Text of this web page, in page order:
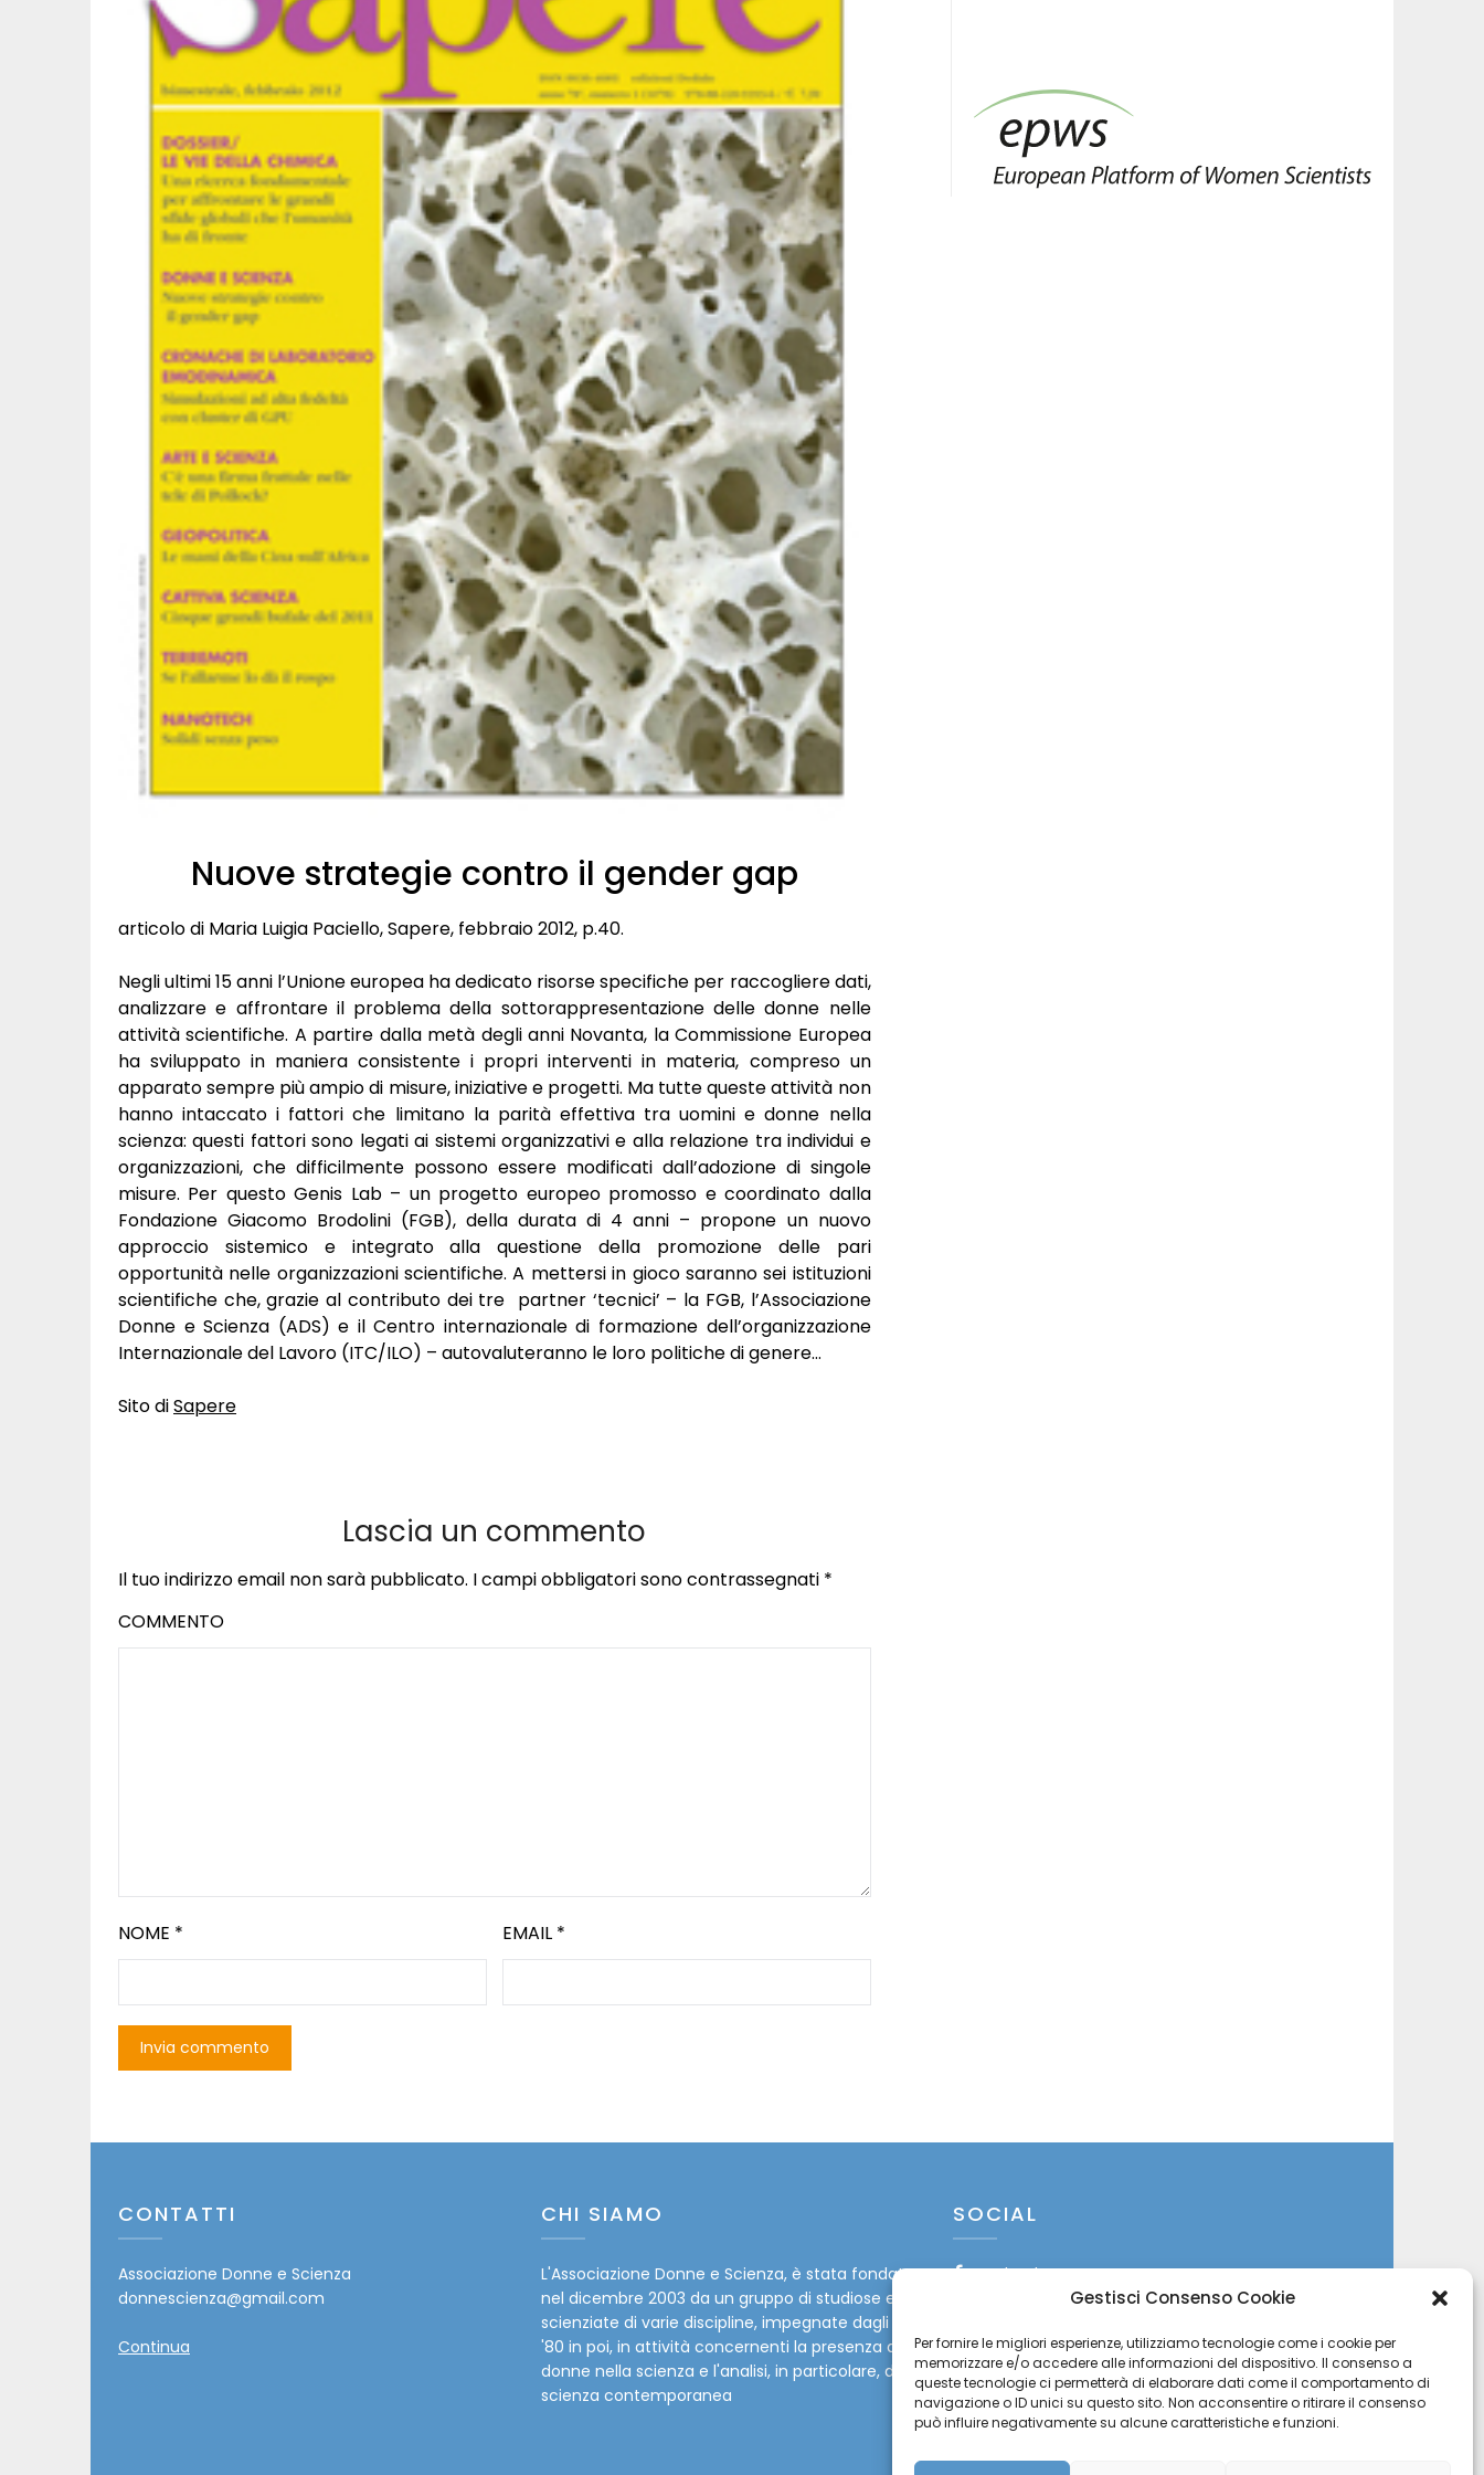
Gestisci Consenso Cookie
Per fornire le migliori esperienze, utilizziamo tecnologie come i cookie per
memorizzare e/o accedere alle informazioni del dispositivo. Il consenso a
queste tecnologie ci permetterà di elaborare dati come il comportamento di
navigazione o ID unici su questo sito. Non acconsentire o ritirare il consenso
può influire negativamente su alcune caratteristiche e funzioni.
Nuove strategie contro il gender gap
articolo di Maria Luigia Paciello, Sapere, febbraio 2012, p.40.
Negli ultimi 15 anni l’Unione europea ha dedicato risorse specifiche per raccogliere dati,
analizzare e affrontare il problema della sottorappresentazione delle donne nelle
attività scientifiche. A partire dalla metà degli anni Novanta, la Commissione Europea
ha sviluppato in maniera consistente i propri interventi in materia, compreso un
apparato sempre più ampio di misure, iniziative e progetti. Ma tutte queste attività non
hanno intaccato i fattori che limitano la parità effettiva tra uomini e donne nella
scienza: questi fattori sono legati ai sistemi organizzativi e alla relazione tra individui e
organizzazioni, che difficilmente possono essere modificati dall’adozione di singole
misure. Per questo Genis Lab – un progetto europeo promosso e coordinato dalla
Fondazione Giacomo Brodolini (FGB), della durata di 4 anni – propone un nuovo
approccio sistemico e integrato alla questione della promozione delle pari
opportunità nelle organizzazioni scientifiche. A mettersi in gioco saranno sei istituzioni
scientifiche che, grazie al contributo dei tre partner ‘tecnici’ – la FGB, l’Associazione
Donne e Scienza (ADS) e il Centro internazionale di formazione dell’organizzazione
Internazionale del Lavoro (ITC/ILO) – autovaluteranno le loro politiche di genere…
Sito diSapere
Lascia un commento
Il tuo indirizzo email non sarà pubblicato. I campi obbligatori sono contrassegnati *
COMMENTO
NOME * EMAIL *
CONTATTI
Associazione Donne e Scienza
donnescienza@gmail.com
Continua
CHI SIAMO
L'Associazione Donne e Scienza, è stata fondata
nel dicembre 2003 da un gruppo di studiose e
scienziate di varie discipline, impegnate dagli anni
'80 in poi, in attività concernenti la presenza delle
donne nella scienza e l'analisi, in particolare, della
scienza contemporanea
SOCIAL
Facebook
Instagram
YouTube